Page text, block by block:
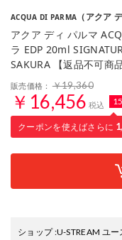
ACQUA DI PARMA （アクア
アクア ディ パルマ
ラ EDP 20ml
SAKURA 【返品不可商
販売価格： ￥19,360
￥16,456 税込
クーポンを使えばさらに
ショップ:U-STREAM ユ